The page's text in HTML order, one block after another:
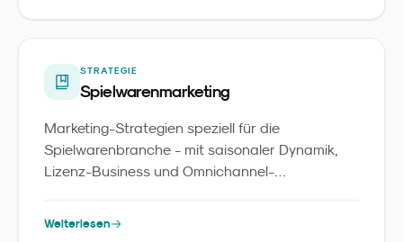
STRATEGIE
Spielwarenmarketing
Marketing-Strategien speziell für die
Spielwarenbranche - mit saisonaler Dynamik,
Lizenz-Business und Omnichannel-
Weiterlesen